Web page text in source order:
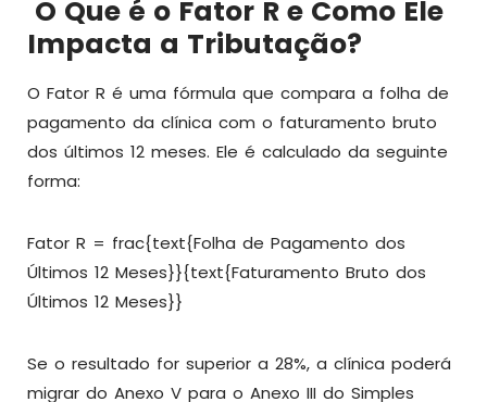
O Que é o Fator R e Como Ele
Impacta a Tributação?
O Fator R é uma fórmula que compara a folha de
pagamento da clínica com o faturamento bruto
dos últimos 12 meses. Ele é calculado da seguinte
forma:
Fator R = frac{text{Folha de Pagamento dos
Últimos 12 Meses}}{text{Faturamento Bruto dos
Últimos 12 Meses}}
Se o resultado for superior a 28%, a clínica poderá
migrar do Anexo V para o Anexo III do Simples